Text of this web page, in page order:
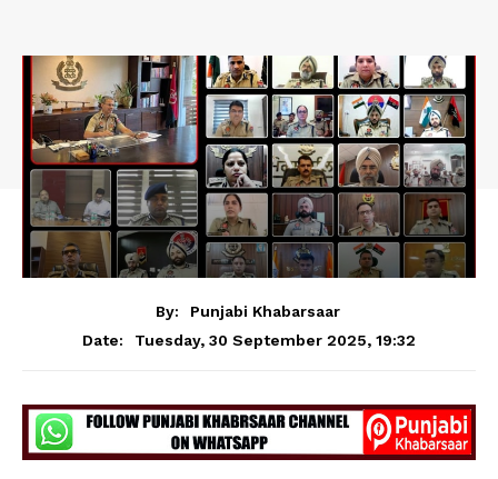
By:
Punjabi Khabarsaar
Date:
Tuesday, 30 September 2025, 19:32